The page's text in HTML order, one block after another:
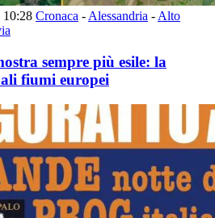
10:28 Cronaca - Alessandria - Alto
sempre più esile: la
fiumi europei